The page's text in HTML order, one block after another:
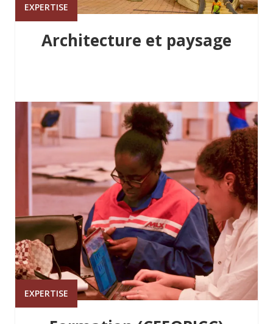
EXPERTISE
Architecture et paysage
EXPERTISE